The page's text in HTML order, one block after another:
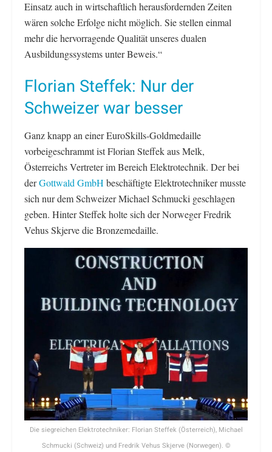
Einsatz auch in wirtschaftlich herausfordernden Zeiten
wären solche Erfolge nicht möglich. Sie stellen einmal
mehr die hervorragende Qualität unseres dualen
Ausbildungssystems unter Beweis.“
Florian Steffek: Nur der
Schweizer war besser
Ganz knapp an einer EuroSkills-Goldmedaille
vorbeigeschrammt ist Florian Steffek aus Melk,
Österreichs Vertreter im Bereich Elektrotechnik. Der bei
derGottwald GmbH beschäftigte Elektrotechniker musste
sich nur dem Schweizer Michael Schmucki geschlagen
geben. Hinter Steffek holte sich der Norweger Fredrik
Vehus Skjerve die Bronzemedaille.
Die siegreichen Elektrotechniker: Florian Steffek (Österreich), Michael
Schmucki (Schweiz) und Fredrik Vehus Skjerve (Norwegen). ©